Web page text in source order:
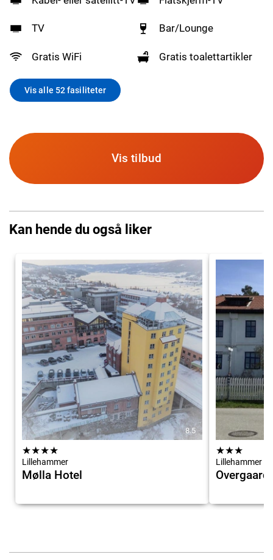
TV Bar/Lounge
Gratis WiFi Gratis toalettartikler
Vis alle 52 fasiliteter
Vis tilbud
Kan hende du også liker
8.5
★★★★
Lillehammer
Mølla Hotel
★★★
Lillehammer
Overgaard